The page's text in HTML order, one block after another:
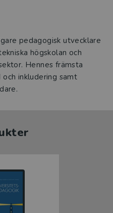
pedagogisk utvecklare
högskolan och
Hennes främsta
inkludering samt